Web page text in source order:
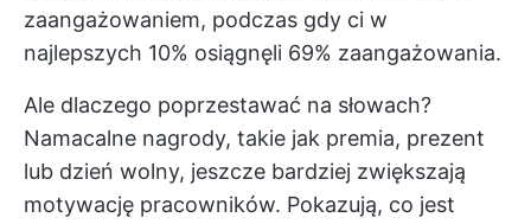
zaangażowaniem, podczas gdy ci w
najlepszych 10% osiągnęli 69% zaangażowania.
Ale dlaczego poprzestawać na słowach?
Namacalne nagrody, takie jak premia, prezent
lub dzień wolny, jeszcze bardziej zwiększają
motywację pracowników. Pokazują, co jest